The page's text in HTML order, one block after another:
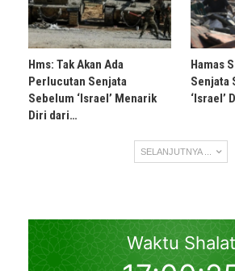
Hms: Tak Akan Ada
Perlucutan Senjata
Sebelum ‘Israel’ Menarik
Diri dari…
Hamas
Senjata
‘Israel’
SELANJUTNYA ...